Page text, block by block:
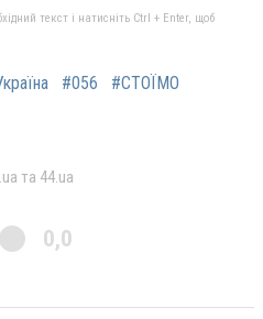
текст і натисніть Ctrl + Enter, щоб
#056
#СТОЇМО
та 44.ua
0,0